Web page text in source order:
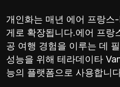
개인화는 매년 에어 프랑스
게로 확장됩니다.에어 프
공 여행 경험을 이루는 데
성능을 위해 테라데이타
능의 플랫폼으로 사용합니